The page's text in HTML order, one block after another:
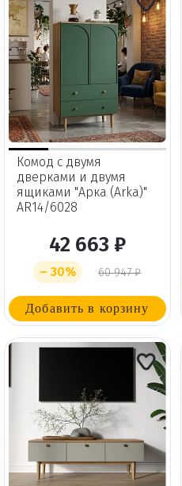
Комод с двумя
дверками и двумя
ящиками "Арка (Arka)"
AR14/6028
42 663 ₽
– 30% 60 947 ₽
Добавить в корзину